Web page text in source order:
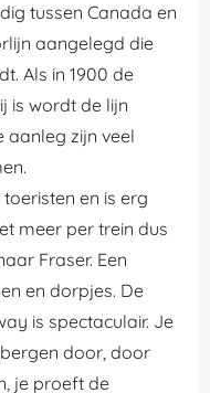
tussen Canada en
aangelegd die
Als in 1900 de
is wordt de lijn
aanleg zijn veel
en is erg
meer per trein dus
Fraser. Een
en dorpjes. De
is spectaculair. Je
door, door
je proeft de